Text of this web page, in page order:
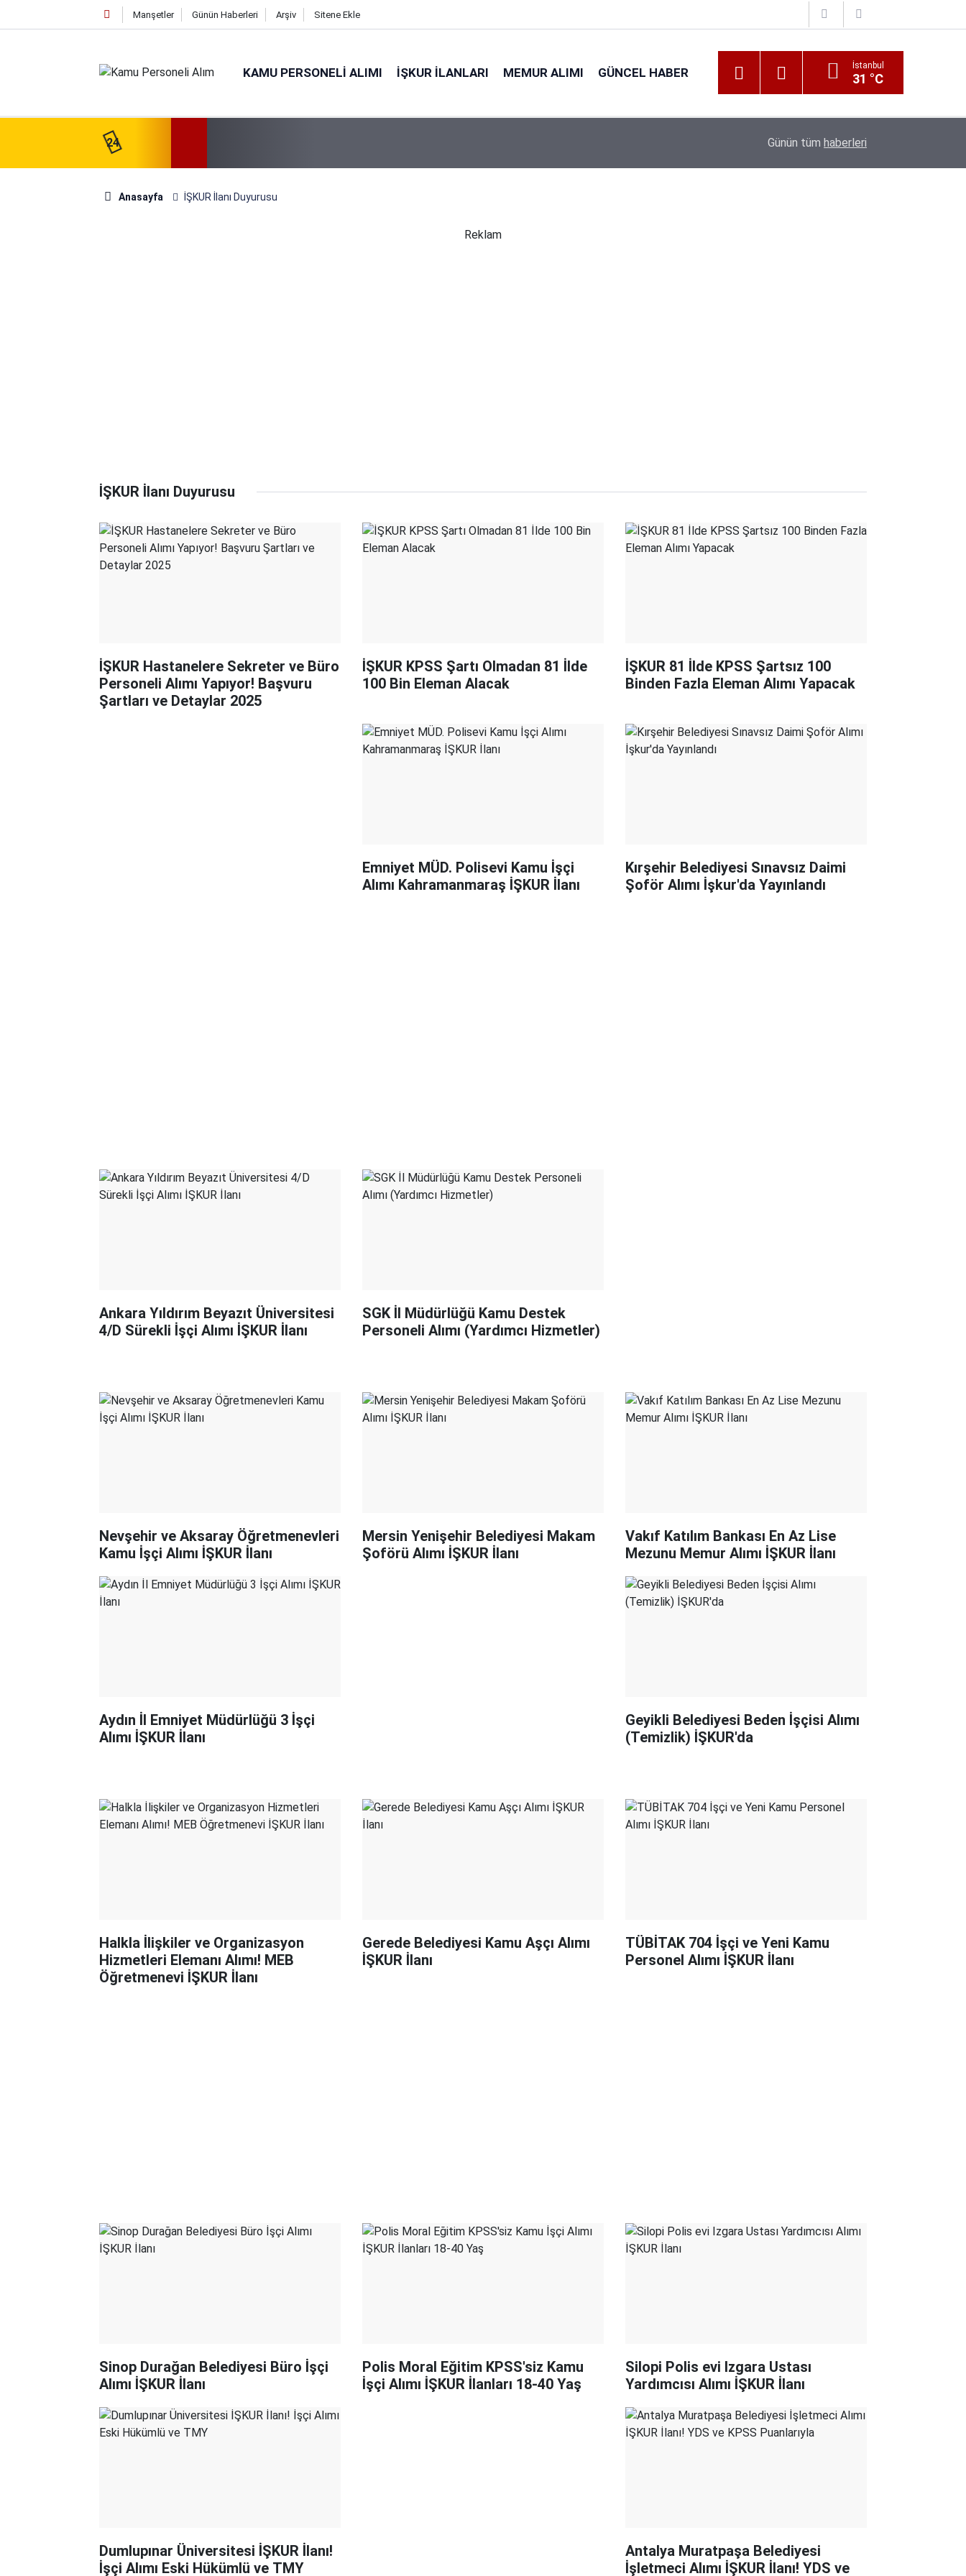
Manşetler Günün Haberleri Arşiv Sitene Ekle
KAMU PERSONELI ALIMI İŞKUR İLANLARI MEMUR ALIMI GÜNCEL HABER İstanbul
31 °C
24 Günün tüm haberleri
Anasayfa İŞKUR İlanı Duyurusu
Reklam
İŞKUR İlanı Duyurusu
İŞKUR Hastanelere Sekreter ve Büro
Personeli Alımı Yapıyor! Başvuru
Şartları ve Detaylar 2025
İŞKUR KPSS Şartı Olmadan 81 İlde
100 Bin Eleman Alacak
İŞKUR 81 İlde KPSS Şartsız 100
Binden Fazla Eleman Alımı Yapacak
Emniyet MÜD. Polisevi Kamu İşçi
Alımı Kahramanmaraş İŞKUR İlanı
Kırşehir Belediyesi Sınavsız Daimi
Şoför Alımı İşkur'da Yayınlandı
Ankara Yıldırım Beyazıt Üniversitesi
4/D Sürekli İşçi Alımı İŞKUR İlanı
SGK İl Müdürlüğü Kamu Destek
Personeli Alımı (Yardımcı Hizmetler)
Nevşehir ve Aksaray Öğretmenevleri
Kamu İşçi Alımı İŞKUR İlanı
Mersin Yenişehir Belediyesi Makam
Şoförü Alımı İŞKUR İlanı
Vakıf Katılım Bankası En Az Lise
Mezunu Memur Alımı İŞKUR İlanı
Aydın İl Emniyet Müdürlüğü 3 İşçi
Alımı İŞKUR İlanı
Geyikli Belediyesi Beden İşçisi Alımı
(Temizlik) İŞKUR'da
Halkla İlişkiler ve Organizasyon
Hizmetleri Elemanı Alımı! MEB
Öğretmenevi İŞKUR İlanı
Gerede Belediyesi Kamu Aşçı Alımı
İŞKUR İlanı
TÜBİTAK 704 İşçi ve Yeni Kamu
Personel Alımı İŞKUR İlanı
Sinop Durağan Belediyesi Büro İşçi
Alımı İŞKUR İlanı
Polis Moral Eğitim KPSS'siz Kamu
İşçi Alımı İŞKUR İlanları 18-40 Yaş
Silopi Polis evi Izgara Ustası
Yardımcısı Alımı İŞKUR İlanı
Dumlupınar Üniversitesi İŞKUR İlanı!
İşçi Alımı Eski Hükümlü ve TMY
Antalya Muratpaşa Belediyesi
İşletmeci Alımı İŞKUR İlanı! YDS ve